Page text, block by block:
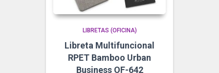
LIBRETAS (OFICINA)
Libreta Multifuncional
RPET Bamboo Urban
Business OF-642